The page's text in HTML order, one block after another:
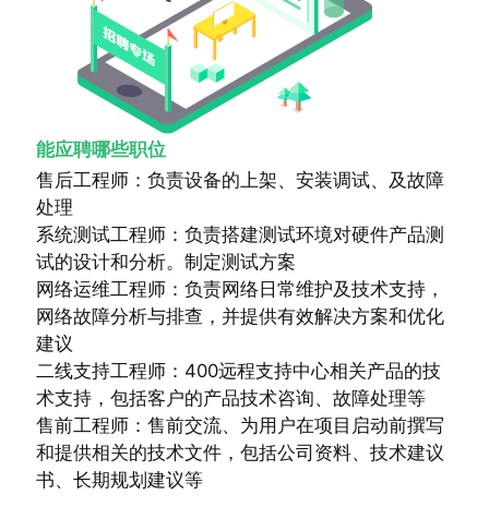
能应聘哪些职位
售后工程师： 负责设备的上架、安装调试、及故障
处理
系统测试工程师：负责搭建测试环境对硬件产品测
试的设计和分析。制定测试方案
网络运维工程师：负责网络日常维护及技术支持，
网络故障分析与排查，并提供有效解决方案和优化
建议
二线支持工程师：400远程支持中心相关产品的技
术支持，包括客户的产品技术咨询、故障处理等
售前工程师：售前交流、为用户在项目启动前撰写
和提供相关的技术文件，包括公司资料、技术建议
书、长期规划建议等